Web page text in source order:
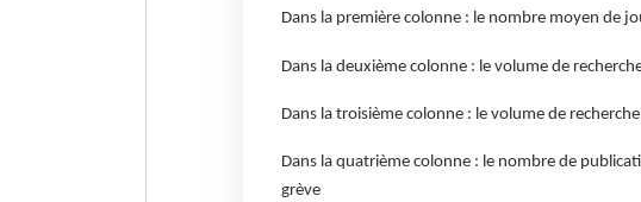
Dans la première colonne : le nombre moyen de
Dans la deuxième colonne : le volume de
Dans la troisième colonne : le volume de
Dans la quatrième colonne : le nombre de
grève